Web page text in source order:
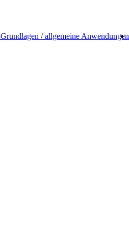
/ allgemeine Anwendungen